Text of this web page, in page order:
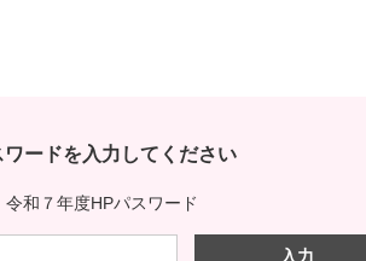
ワードを入力してください
令和７年度HPパスワード